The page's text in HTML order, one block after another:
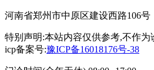
河南省郑州市中原区建设西路106号
特别声明:本站内容仅供参考,不作为
icp备案号:豫ICP备16018176号-38